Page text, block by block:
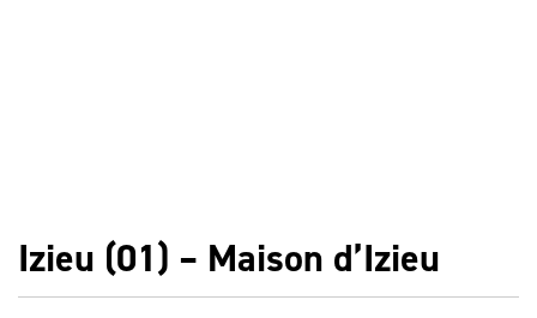
Izieu (01) – Maison d’Izieu